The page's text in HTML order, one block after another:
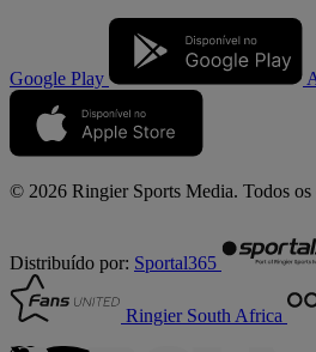
Google Play
© 2026 Ringier Sports Media. Todos os
Distribuído por: Sportal365
Ringier South Africa